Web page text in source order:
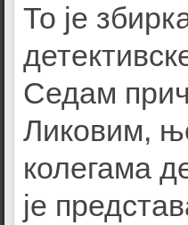
То је
Седам
Ликовим,
колегама
је